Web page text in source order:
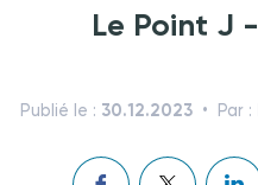
Le Point J
Publié le : 30.12.2023 Par :